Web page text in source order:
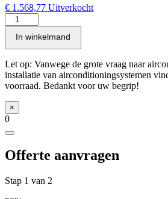
inclusief
infrarood
bediening
aantal
€ 1.568,77 Uitverkocht
Wand
single-
split
set
SRK
50
ZT-
50
ZT-
5,0
inclusief
bediening
In winkelmand
Let op: Vanwege de grote vraag naar
installatie van airconditioningsystemen
voorraad. Bedankt voor uw begrip!
×
0
Offerte aanvragen
Stap 1 van 2